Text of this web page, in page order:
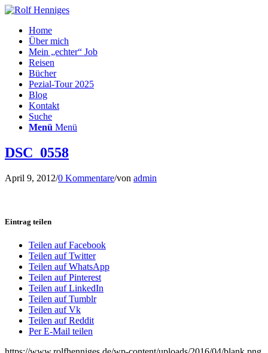
Home
Über mich
Mein „echter“ Job
Reisen
Bücher
Pezial-Tour 2025
Blog
Kontakt
Suche
Menü Menü
DSC_0558
April 9, 2012/0 Kommentare/von admin
Eintrag teilen
Teilen auf Facebook
Teilen auf Twitter
Teilen auf WhatsApp
Teilen auf Pinterest
Teilen auf LinkedIn
Teilen auf Tumblr
Teilen auf Vk
Teilen auf Reddit
Per E-Mail teilen